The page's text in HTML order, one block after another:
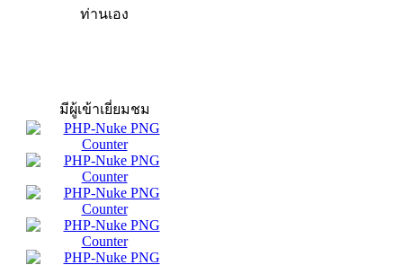
ท่านเอง
มีผู้เข้าเยี่ยมชม